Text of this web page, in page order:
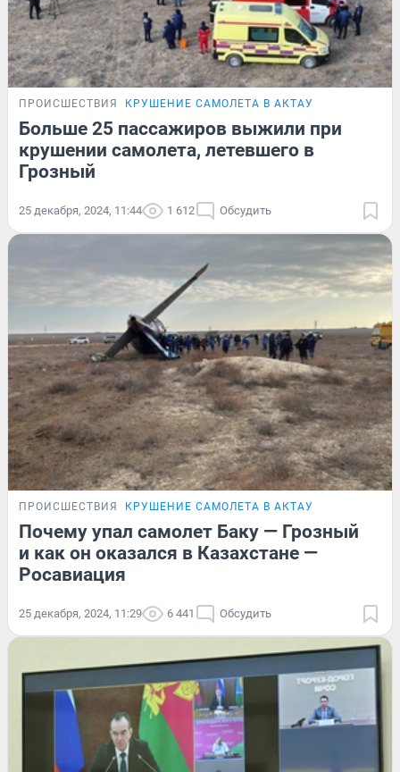
ПРОИСШЕСТВИЯ КРУШЕНИЕ САМОЛЕТА В АКТАУ
Больше 25 пассажиров выжили при
крушении самолета, летевшего в
Грозный
25 декабря, 2024, 11:44 1 612 Обсудить
ПРОИСШЕСТВИЯ КРУШЕНИЕ САМОЛЕТА В АКТАУ
Почему упал самолет Баку — Грозный
и как он оказался в Казахстане —
Росавиация
25 декабря, 2024, 11:29 6 441 Обсудить